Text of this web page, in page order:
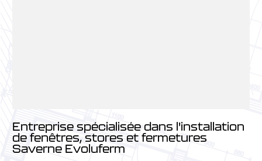
Entreprise spécialisée dans l'installation
de fenêtres, stores et fermetures
Saverne Evoluferm